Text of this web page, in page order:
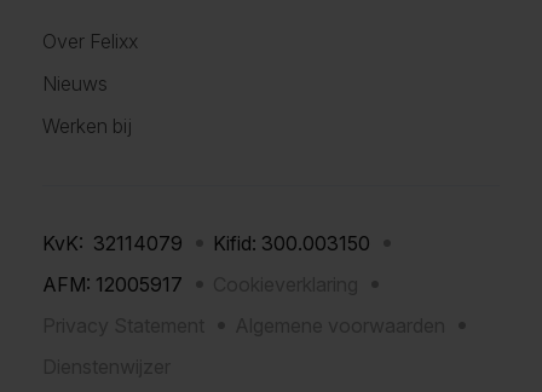
Over Felixx
Nieuws
Werken bij
KvK: 32114079
Kifid: 300.003150
AFM: 12005917